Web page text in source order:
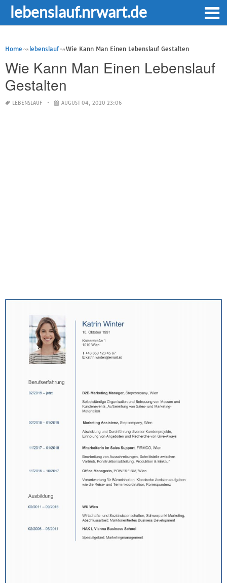
lebenslauf.nrwart.de
Home lebenslauf Wie Kann Man Einen Lebenslauf Gestalten
Wie Kann Man Einen Lebenslauf
Gestalten
LEBENSLAUF AUGUST 04, 2020 23:06